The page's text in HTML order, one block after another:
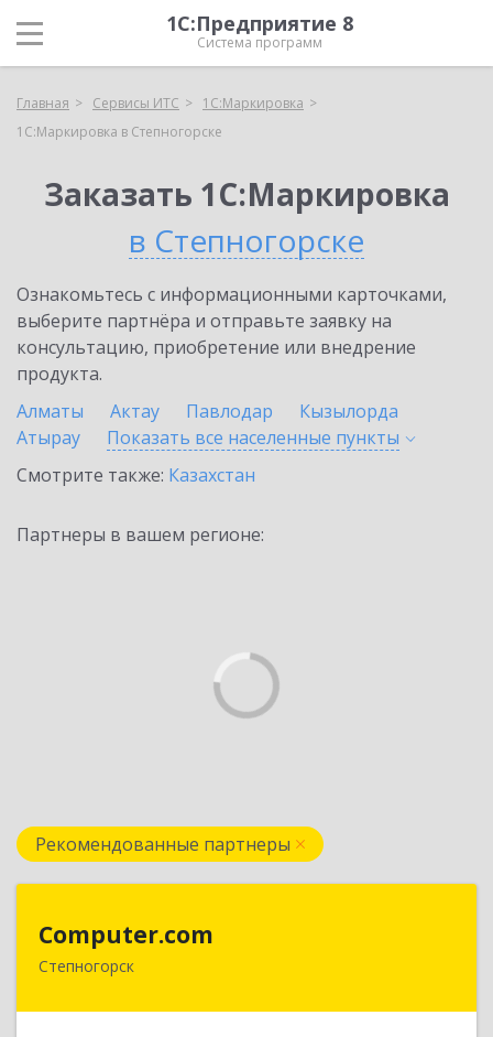
1С:Предприятие 8
Система программ
Главная Сервисы ИТС
1С:Маркировка
1С:Маркировка в Степногорске
Заказать 1С:Маркировка
в Степногорске
Ознакомьтесь с информационными карточками,
выберите партнёра и отправьте заявку на
консультацию, приобретение или внедрение
продукта.
Алматы
Актау Павлодар
Кызылорда
Атырау
Показать все населенные пункты
Смотрите также: Казахстан
Партнеры в вашем регионе:
Рекомендованные партнеры
Computer.com
Степногорск
021500, Республика Казахстан, Акмолинская,